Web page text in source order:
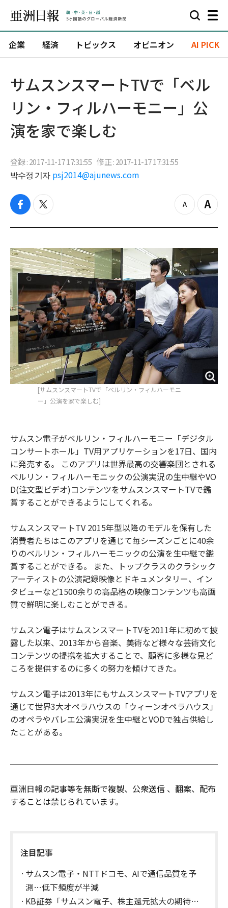
企業 経済 トピックス オピニオン AI PICK
サムスンスマートTVで「ベル
リン・フィルハーモニー」公
演を家で楽しむ
登録 : 2017-11-17 17:31:55 修正 : 2017-11-17 17:31:55
박수정 기자 psj2014@ajunews.com
f
c
b
o
o
k
t
i
t
e
r
z
o
o
u
t
Z
o
i
[サムスンスマートTVで「ベルリン・フィルハーモニ
ー」公演を家で楽しむ]
サムスン電子がベルリン・フィルハーモニー「デジタル
コンサートホール」TV用アプリケーションを17日、国内
に発売する。 このアプリは世界最高の交響楽団とされる
ベルリン・フィルハーモニックの公演実況の生中継やVO
D(注文型ビデオ)コンテンツをサムスンスマートTVで鑑
賞することができるようにしてくれる。
サムスンスマートTV 2015年型以降のモデルを保有した
消費者たちはこのアプリを通じて毎シーズンごとに40余
りのベルリン・フィルハーモニックの公演を生中継で鑑
賞することができる。 また、トップクラスのクラシック
アーティストの公演記録映像とドキュメンタリー、イン
タビューなど1500余りの高品格の映像コンテンツも高画
質で鮮明に楽しむことができる。
サムスン電子はサムスンスマートTVを2011年に初めて披
露した以来、2013年から音楽、美術など様々な芸術文化
コンテンツの提携を拡大することで、顧客に多様な見ど
ころを提供するのに多くの努力を傾けてきた。
サムスン電子は2013年にもサムスンスマートTVアプリを
通じて世界3大オペラハウスの「ウィーンオペラハウス」
のオペラやバレエ公演実況を生中継とVODで独占供給し
たことがある。
亜洲日報の記事等を無断で複製、公衆送信 、翻案、配布
することは禁じられています。
注目記事
サムスン電子・NTTドコモ、AIで通信品質を予
測…低下頻度が半減
KB証券「サムスン電子、株主還元拡大の期待…